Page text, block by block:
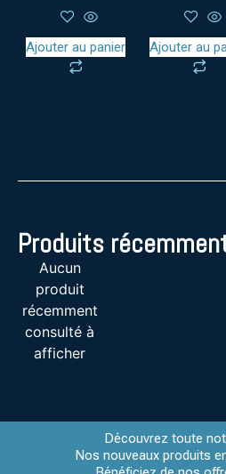
Ajouter au panier Ajouter au
Produits
Aucun
produit
récemment
consulté à
afficher
Découvrez toute
Nos nouveaux produits